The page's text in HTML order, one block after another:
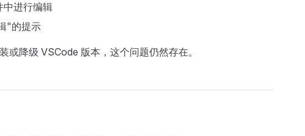
中进行编辑
"的提示
或降级 VSCode 版本，这个问题仍然存在。